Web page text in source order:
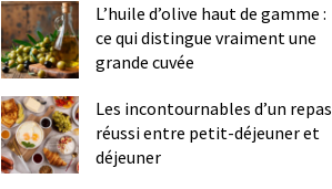
L’huile d’olive haut de gamme :
ce qui distingue vraiment une
grande cuvée
Les incontournables d’un repas
réussi entre petit-déjeuner et
déjeuner